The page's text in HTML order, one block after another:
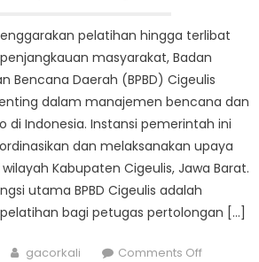
pelatihan hingga terlibat
masyarakat, Badan
Bencana Daerah (BPBD) Cigeulis
dalam manajemen bencana dan
di Indonesia. Instansi pemerintah ini
dan melaksanakan upaya
Kabupaten Cigeulis, Jawa Barat.
utama BPBD Cigeulis adalah
bagi petugas pertolongan […]
Author
gacorkali Comments Offon